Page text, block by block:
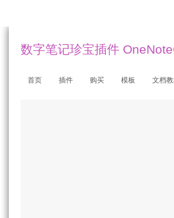
数字笔记珍宝插件
首页 插件 购买 模板 文档